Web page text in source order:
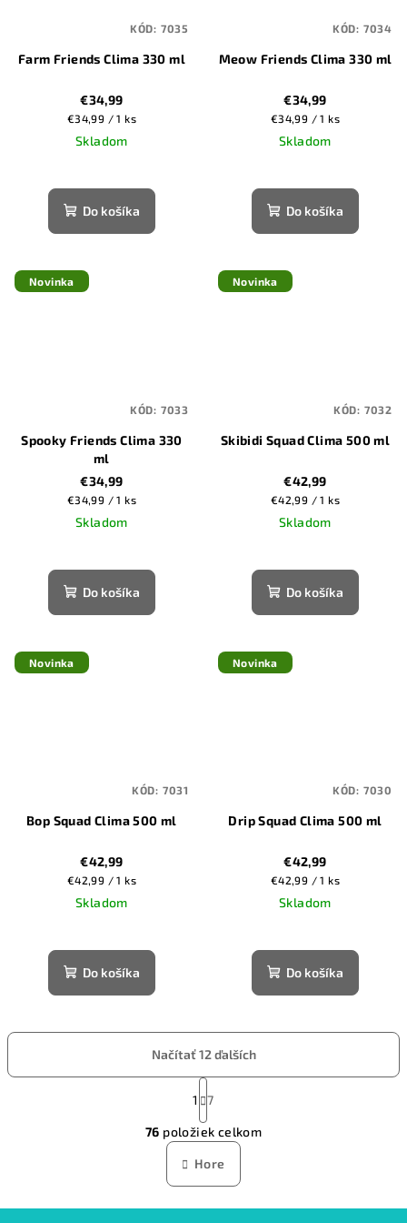
Farm Friends Clima 330 ml
€34,99
Jednotková
cena:
€34,99 / 1 ks
Skladom
Do košíka
KÓD: 7035
Meow Friends Clima 330 ml
€34,99
Jednotková
cena:
€34,99 / 1 ks
Skladom
Do košíka
KÓD: 7034
Novinka
Spooky Friends Clima 330
ml
€34,99
Jednotková
cena:
€34,99 / 1 ks
Skladom
Do košíka
KÓD: 7033
Novinka
Skibidi Squad Clima 500 ml
€42,99
Jednotková
cena:
€42,99 / 1 ks
Skladom
Do košíka
KÓD: 7032
Novinka
Bop Squad Clima 500 ml
€42,99
Jednotková
cena:
€42,99 / 1 ks
Skladom
Do košíka
KÓD: 7031
Novinka
Drip Squad Clima 500 ml
€42,99
Jednotková
cena:
€42,99 / 1 ks
Skladom
Do košíka
KÓD: 7030
O
v
l
á
Načítať 12 ďalších
S
t
r
á
n
k
o
v
1 7
76 položiek celkom
Hore